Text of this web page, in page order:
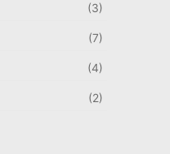
(3)
(7)
(4)
(2)